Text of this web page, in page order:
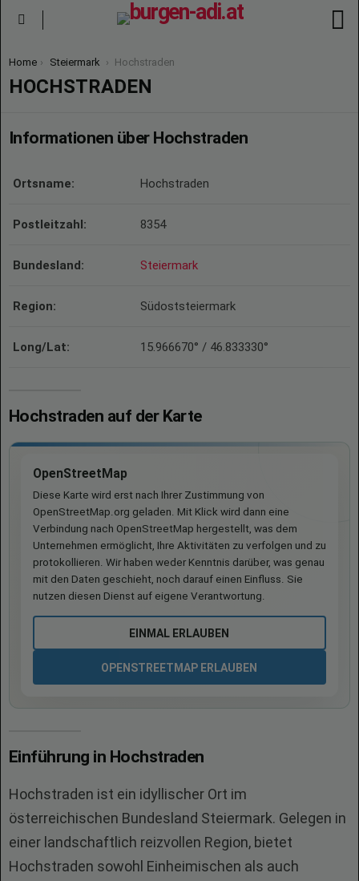
You are here:
Home Steiermark Hochstraden
HOCHSTRADEN
Informationen über Hochstraden
Ortsname: Hochstraden
Postleitzahl: 8354
Bundesland: Steiermark
Region: Südoststeiermark
Long/Lat: 15.966670° / 46.833330°
Hochstraden auf der Karte
OpenStreetMap
Diese Karte wird erst nach Ihrer Zustimmung von
OpenStreetMap.org geladen. Mit Klick wird dann eine
Verbindung nach OpenStreetMap hergestellt, was dem
Unternehmen ermöglicht, Ihre Aktivitäten zu verfolgen und zu
protokollieren. Wir haben weder Kenntnis darüber, was genau
mit den Daten geschieht, noch darauf einen Einfluss. Sie
nutzen diesen Dienst auf eigene Verantwortung.
EINMAL ERLAUBEN
OPENSTREETMAP ERLAUBEN
Einführung in Hochstraden
Hochstraden ist ein idyllischer Ort im
österreichischen Bundesland Steiermark. Gelegen in
einer landschaftlich reizvollen Region, bietet
Hochstraden sowohl Einheimischen als auch